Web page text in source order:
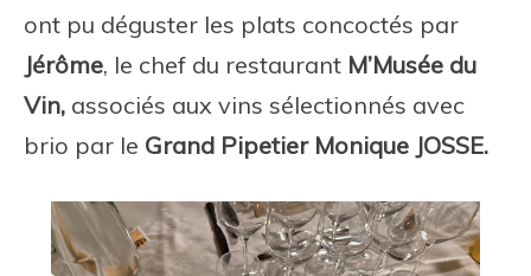
ont pu déguster les plats concoctés par
Jérôme, le chef du restaurant M’Musée du
Vin, associés aux vins sélectionnés avec
brio par le Grand Pipetier Monique JOSSE.